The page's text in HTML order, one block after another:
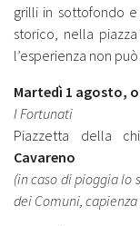
grilli in sottofondo
storico, nella
l’esperienza non
Martedì 1 agosto,
I Fortunati
Piazzetta della
Cavareno
(in caso di pioggia lo
dei Comuni, capienza